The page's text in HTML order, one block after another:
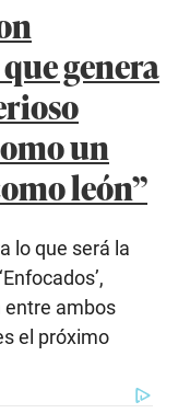
genera
un
león”
lo que será la
entre ambos
el próximo